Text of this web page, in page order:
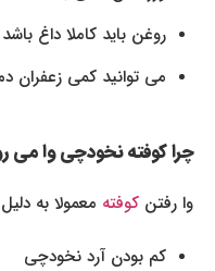
روغن باید کاملا داغ باشد
می توانید کمی زعفران دم
چرا کوفته نخودچی وا می
وا رفتنکوفتهمعمولا به دلیل
کم بودن آرد نخودچی